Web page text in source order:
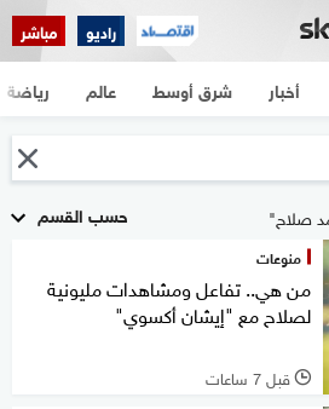
راديو مباشر
أخبار شرق أوسط عالم رياضة
حسب القسم
منوعات
من هي.. تفاعل ومشاهدات مليونية
لصلاح مع "إيشان أكسوي"
l قبل 7 ساعات